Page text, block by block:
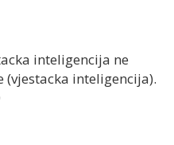
inteligencija ne
(vjestacka inteligencija).